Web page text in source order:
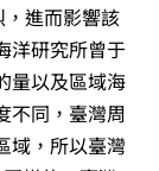
進而影響該
洋研究所曾于
量以及區域海
不同，臺灣周
域，所以臺灣